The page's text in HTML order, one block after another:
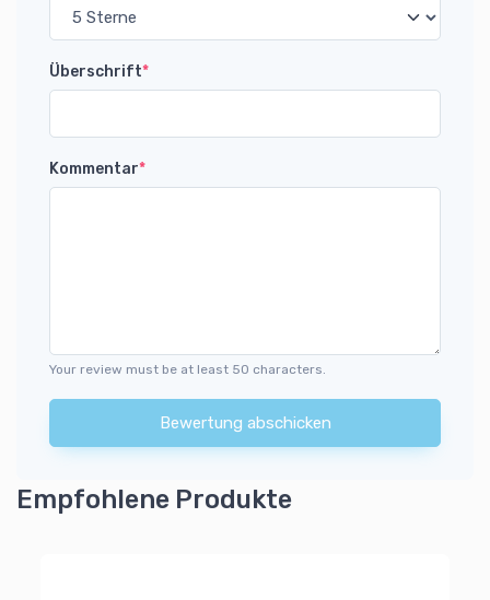
Überschrift*
Kommentar*
Your review must be at least 50 characters.
Bewertung abschicken
Empfohlene Produkte